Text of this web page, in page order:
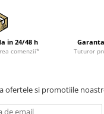
in 24/48 h
comenzii* Tuturor
ofertele si promotiile